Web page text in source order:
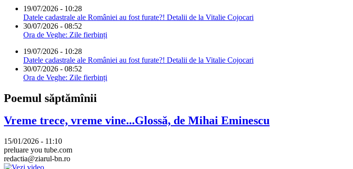
19/07/2026 - 10:28
Datele cadastrale ale României au fost furate?! Detalii de la Vitalie Cojocari
30/07/2026 - 08:52
Ora de Veghe: Zile fierbinți
19/07/2026 - 10:28
Datele cadastrale ale României au fost furate?! Detalii de la Vitalie Cojocari
30/07/2026 - 08:52
Ora de Veghe: Zile fierbinți
Poemul săptămînii
Vreme trece, vreme vine...Glossă, de Mihai Eminescu
15/01/2026 - 11:10
preluare you tube.com
redactia@ziarul-bn.ro